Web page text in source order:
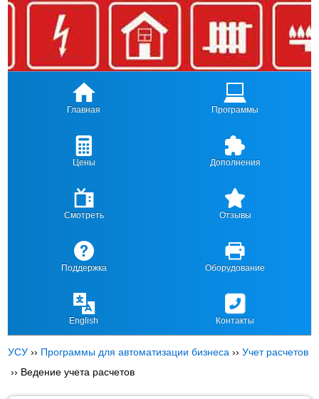
Главная Программы
Цены Дополнения
Смотреть Отзывы
Поддержка Оборудование
English Контакты
УСУ ›› Программы для автоматизации бизнеса ››Учет расчетов
›› Ведение учета расчетов